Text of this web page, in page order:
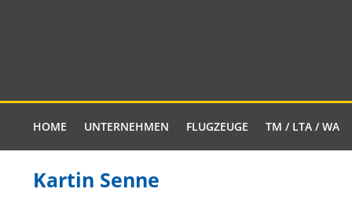
HOME UNTERNEHMEN FLUGZEUGE TM / LTA / WA
Kartin Senne